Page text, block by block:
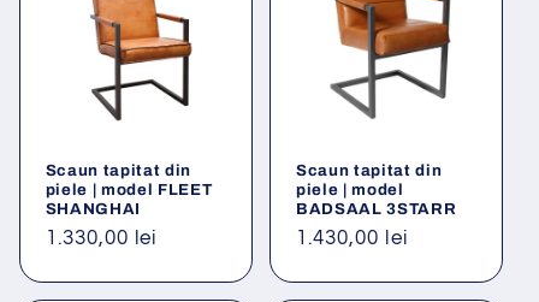
Scaun tapitat din
piele | model FLEET
SHANGHAI
Preț
1.330,00 lei
Scaun tapitat din
piele | model
BADSAAL 3STARR
Preț
1.430,00 lei